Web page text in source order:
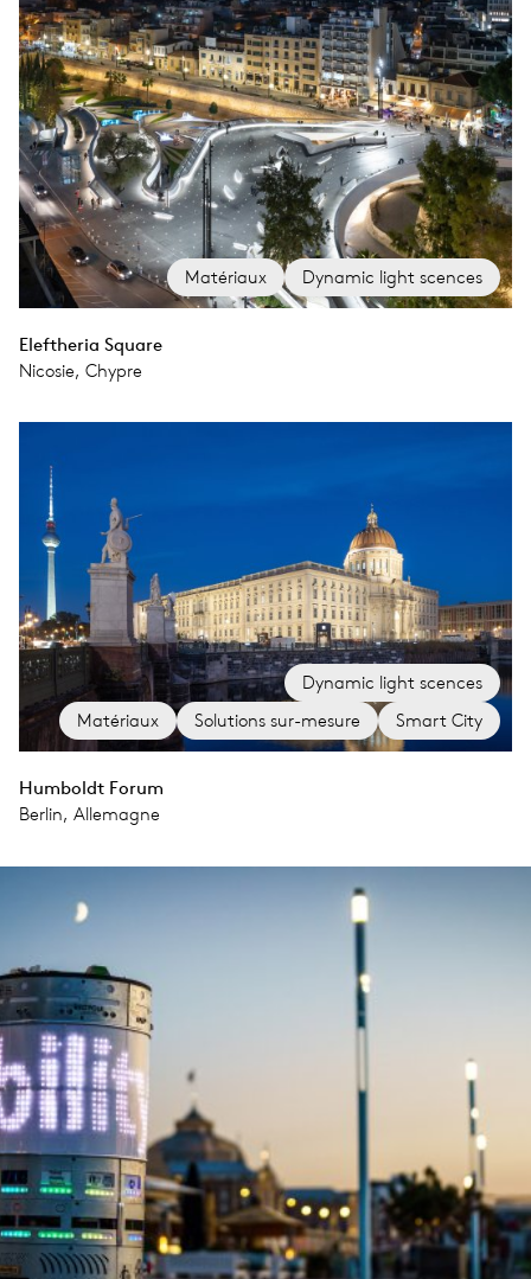
Matériaux Dynamic light scences
Eleftheria Square
Nicosie, Chypre
Matériaux Solutions sur-mesure Smart City
Dynamic light scences
Humboldt Forum
Berlin, Allemagne